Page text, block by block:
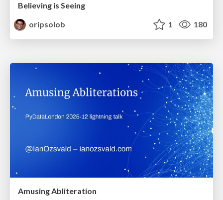
Believing is Seeing
oripsolob
1 180
Amusing Abliteration